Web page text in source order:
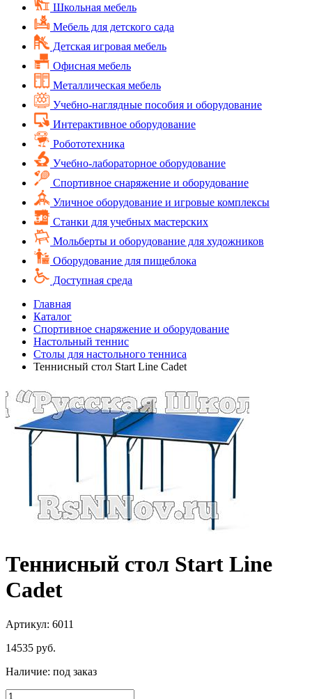
Школьная мебель
Мебель для детского сада
Детская игровая мебель
Офисная мебель
Металлическая мебель
Учебно-наглядные пособия и оборудование
Интерактивное оборудование
Робототехника
Учебно-лабораторное оборудование
Спортивное снаряжение и оборудование
Уличное оборудование и игровые комплексы
Cтанки для учебных мастерских
Мольберты и оборудование для художников
Оборудование для пищеблока
Доступная среда
Главная
Каталог
Спортивное снаряжение и оборудование
Настольный теннис
Столы для настольного тенниса
Теннисный стол Start Line Cadet
Теннисный стол Start Line
Cadet
Артикул: 6011
14535 руб.
Наличие: под заказ